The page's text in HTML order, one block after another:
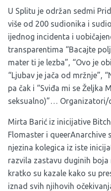
U Splitu je održan sedmi
više od 200 sudionika i
ijednog incidenta i
transparentima “Bacajte
mater ti je lezba”, “Ovo je
“Ljubav je jača od mržnje”,
pa čak i “Sviđa mi se Željka
seksualno)”… Organizatori/
Mirta Barić iz inicijative
Flomaster i queerAnarchive
njezina kolegica iz iste
razvila zastavu duginih boja
kratko su kazale kako su
iznad svih njihovih